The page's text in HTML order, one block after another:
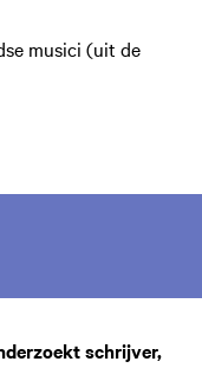
musici (uit de
schrijver,